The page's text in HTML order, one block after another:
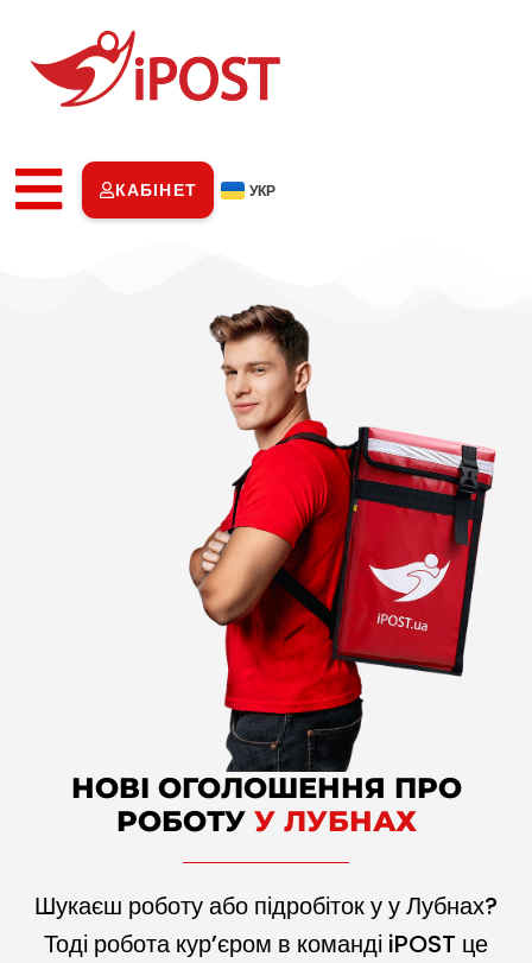
КАБІНЕТ УКР
НОВІ ОГОЛОШЕННЯ ПРО
РОБОТУ У ЛУБНАХ
Шукаєш роботу або підробіток у у Лубнах?
Тоді робота кур’єром в команді iPOST це